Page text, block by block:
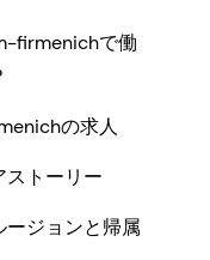
firmenichで働
の求人
ストーリー
ージョンと帰属